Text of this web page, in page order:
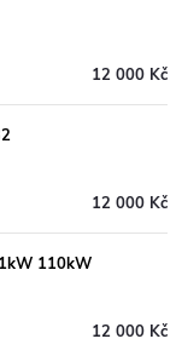
12 000 Kč
12 000 Kč
110kW
12 000 Kč